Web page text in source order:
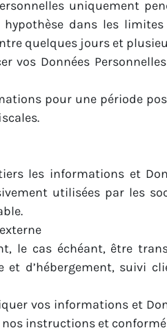
uniquement
dans les
quelques jours et
vos Données
pour une période
les informations et
utilisées par les
le cas échéant, être
d’hébergement, suivi
vos informations et
instructions et